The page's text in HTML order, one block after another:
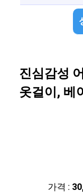
진심감성
옷걸이, 베
가격 :